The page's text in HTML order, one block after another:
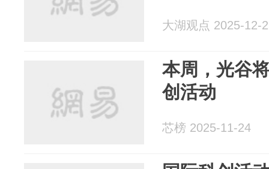
大湖观点 2025-12-
本周，光谷
创活动
芯榜 2025-11-24